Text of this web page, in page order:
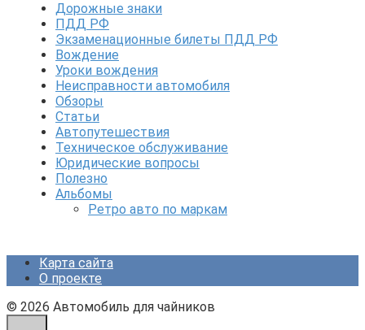
Дорожные знаки
ПДД РФ
Экзаменационные билеты ПДД РФ
Вождение
Уроки вождения
Неисправности автомобиля
Обзоры
Статьи
Автопутешествия
Техническое обслуживание
Юридические вопросы
Полезно
Альбомы
Ретро авто по маркам
Карта сайта
О проекте
© 2026 Автомобиль для чайников